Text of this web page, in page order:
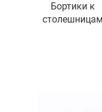
Бортики к
столешницам